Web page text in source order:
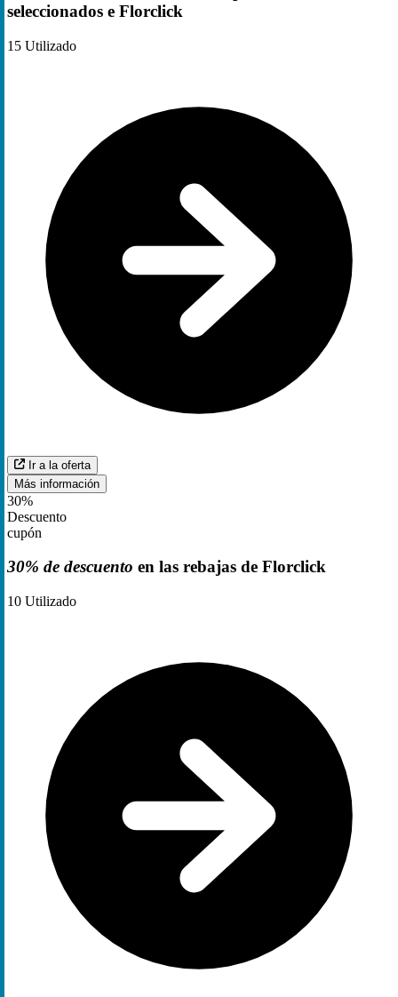
seleccionados e Florclick
15 Utilizado
Ir a la oferta
Más información
30%
Descuento
cupón
30% de descuento en las rebajas de Florclick
10 Utilizado